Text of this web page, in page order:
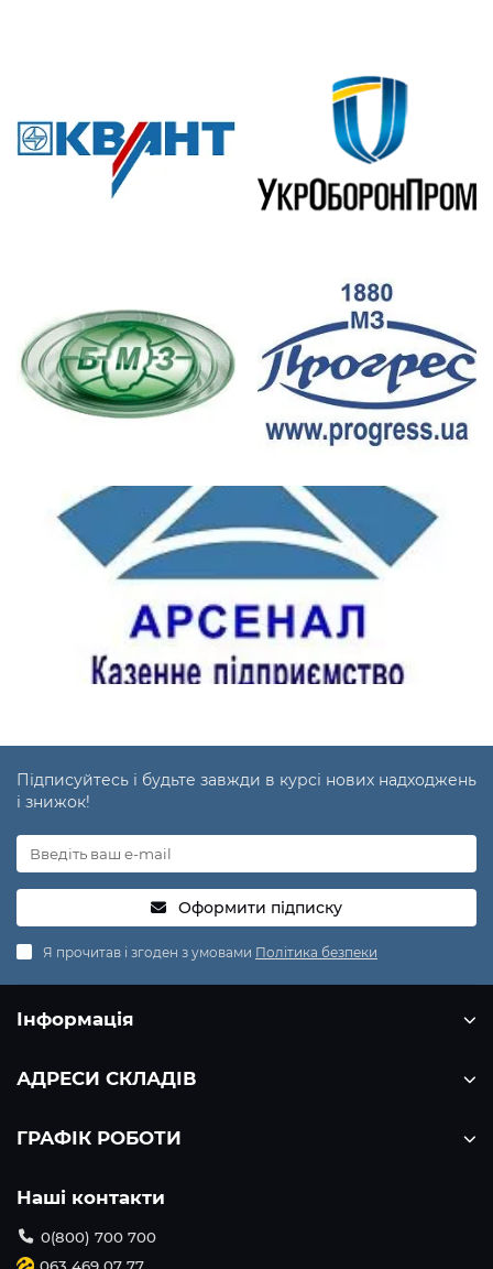
Підписуйтесь і будьте завжди в курсі нових надходжень
і знижок!
Оформити підписку
Я прочитав і згоден з умовами Політика безпеки
Інформація
АДРЕСИ СКЛАДІВ
ГРАФІК РОБОТИ
Наші контакти
0(800) 700 700
063 469 07 77